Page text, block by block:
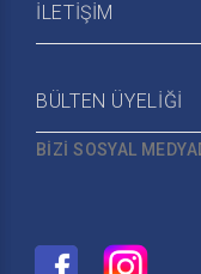
İLETİŞİM
BÜLTEN ÜYELİĞİ
BİZİ SOSYAL